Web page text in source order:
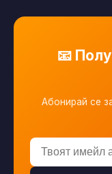
📧
Абонирай се